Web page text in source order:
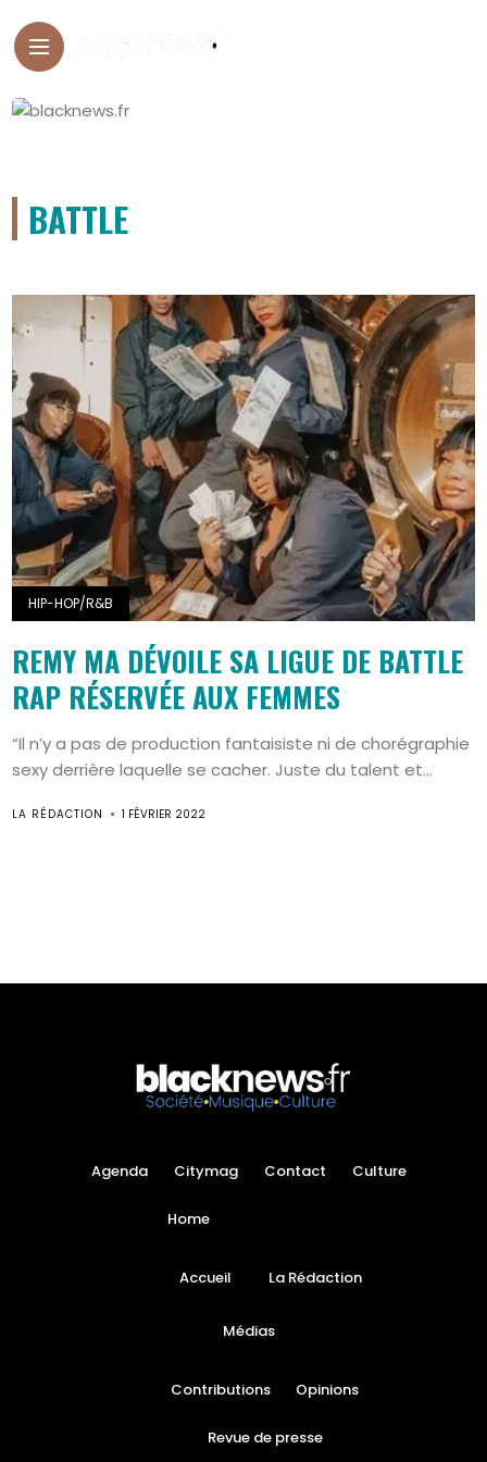
Search
BATTLE
HIP-HOP/R&B
REMY MA DÉVOILE SA LIGUE DE BATTLE
RAP RÉSERVÉE AUX FEMMES
“Il n’y a pas de production fantaisiste ni de chorégraphie
sexy derrière laquelle se cacher. Juste du talent et...
LA RÉDACTION 1 FÉVRIER 2022
Agenda Citymag Contact Culture
Home
Accueil La Rédaction
Médias
Contributions Opinions
Revue de presse